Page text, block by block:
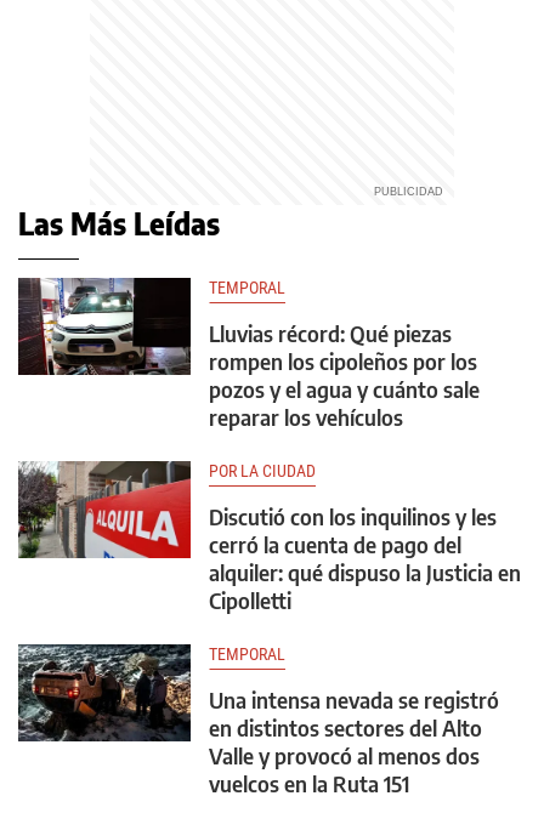
Las Más Leídas
TEMPORAL
Lluvias récord: Qué piezas
rompen los cipoleños por los
pozos y el agua y cuánto sale
reparar los vehículos
POR LA CIUDAD
Discutió con los inquilinos y les
cerró la cuenta de pago del
alquiler: qué dispuso la Justicia en
Cipolletti
TEMPORAL
Una intensa nevada se registró
en distintos sectores del Alto
Valle y provocó al menos dos
vuelcos en la Ruta 151